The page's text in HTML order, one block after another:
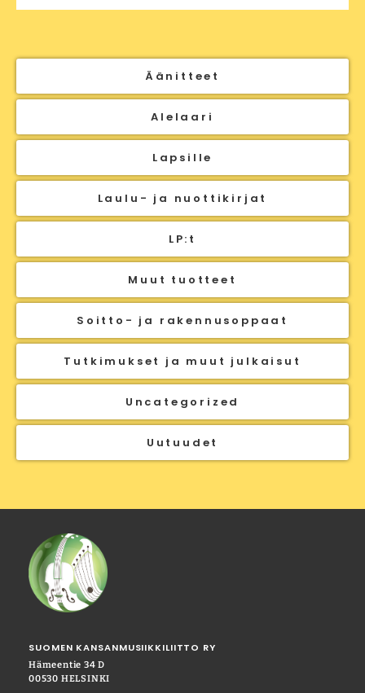
Äänitteet
Alelaari
Lapsille
Laulu- ja nuottikirjat
LP:t
Muut tuotteet
Soitto- ja rakennusoppaat
Tutkimukset ja muut julkaisut
Uncategorized
Uutuudet
SUOMEN KANSANMUSIIKKILIITTO RY
Hämeentie 34 D
00530 HELSINKI